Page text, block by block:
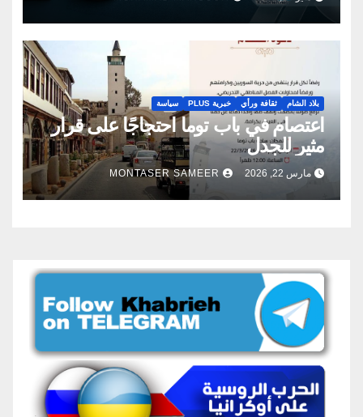
بلاد الشام ثقافة ورأي خبرية PLUS سياسة
اعتصام في باب توما احتجاجًا على قرار
مثير للجدل
مارس 22, 2026 MONTASER SAMEER